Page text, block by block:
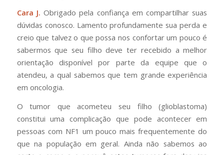
Cara J. Obrigado pela confiança em compartilhar suas
dúvidas conosco. Lamento profundamente sua perda e
creio que talvez o que possa nos confortar um pouco é
sabermos que seu filho deve ter recebido a melhor
orientação disponível por parte da equipe que o
atendeu, a qual sabemos que tem grande experiência
em oncologia.
O tumor que acometeu seu filho (glioblastoma)
constitui uma complicação que pode acontecer em
pessoas com NF1 um pouco mais frequentemente do
que na população em geral. Ainda não sabemos ao